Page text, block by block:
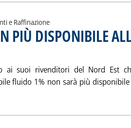
e Raffinazione
PIÙ DISPONIBILE
ai suoi rivenditori del Nord Est
fluido 1% non sarà più
la notizia: 'O.C. FLUIDO NON